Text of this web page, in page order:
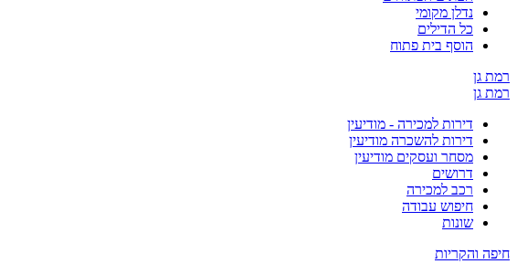
נדלן מקומי
כל הדילים
הוסף בית פתוח
רמת גן
רמת גן
דירות למכירה - מודיעין
דירות להשכרה מודיעין
מסחר ועסקים מודיעין
דרושים
רכב למכירה
חיפוש עבודה
שונות
חיפה והקריות